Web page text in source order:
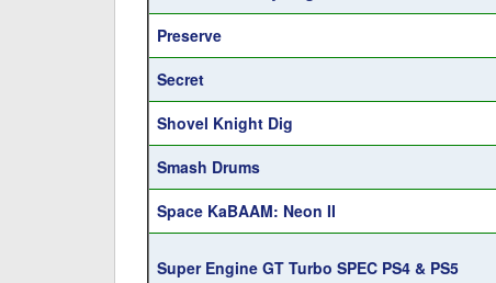
Preserve
Secret
Shovel Knight Dig
Smash Drums
Space KaBAAM: Neon II
Super Engine GT Turbo SPEC PS4 & PS5